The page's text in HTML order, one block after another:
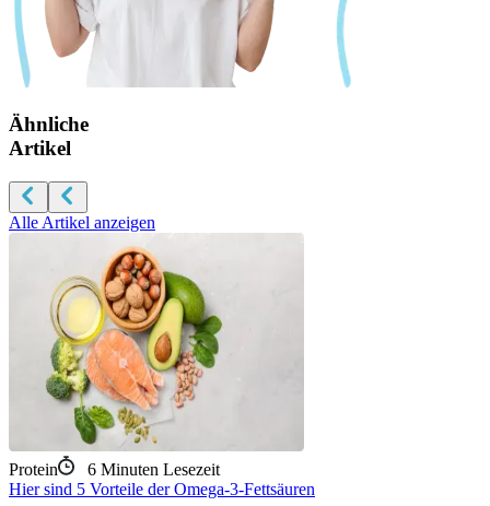
Ähnliche
Artikel
Alle Artikel anzeigen
Protein 6 Minuten Lesezeit
Hier sind 5 Vorteile der Omega-3-Fettsäuren